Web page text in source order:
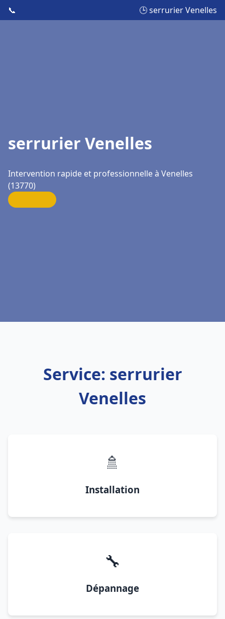
📞 🕒 serrurier Venelles
serrurier Venelles
Intervention rapide et professionnelle à Venelles
(13770)
Service: serrurier
Venelles
🚿
Installation
🔧
Dépannage